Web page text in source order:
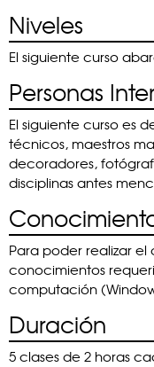
Niveles
El siguiente curso
Personas
El siguiente curso es
técnicos, maestros
decoradores,
disciplinas antes
Para poder realizar
conocimientos
computación
Duración
5 clases de 2 horas